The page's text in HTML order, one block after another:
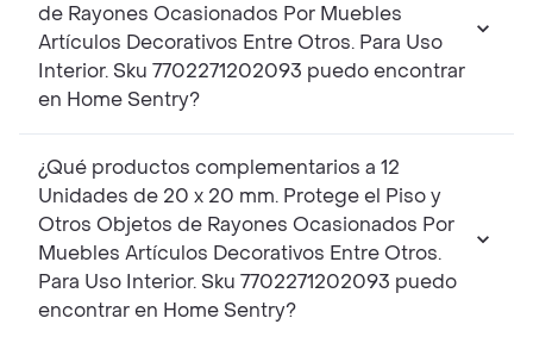
de Rayones Ocasionados Por Muebles
Artículos Decorativos Entre Otros. Para Uso
Interior. Sku 7702271202093 puedo encontrar
en Home Sentry?
¿Qué productos complementarios a 12
Unidades de 20 x 20 mm. Protege el Piso y
Otros Objetos de Rayones Ocasionados Por
Muebles Artículos Decorativos Entre Otros.
Para Uso Interior. Sku 7702271202093 puedo
encontrar en Home Sentry?